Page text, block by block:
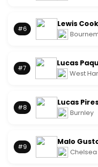
#6
Lewis Cook
#7
Lucas
West
#8
Lucas
Burnley
#9
Malo
Chelsea